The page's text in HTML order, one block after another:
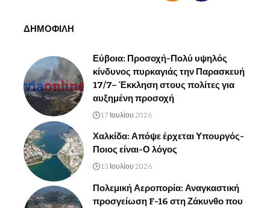
ΔΗΜΟΦΙΛΗ
Εύβοια: Προσοχή-Πολύ υψηλός
κίνδυνος πυρκαγιάς την Παρασκευή
17/7– Έκκληση στους πολίτες για
αυξημένη προσοχή
17 Ιουλίου 2026
Χαλκίδα: Απόψε έρχεται Υπουργός-
Ποιος είναι-Ο λόγος
13 Ιουλίου 2026
Πολεμική Αεροπορία: Αναγκαστική
προσγείωση F-16 στη Ζάκυνθο που